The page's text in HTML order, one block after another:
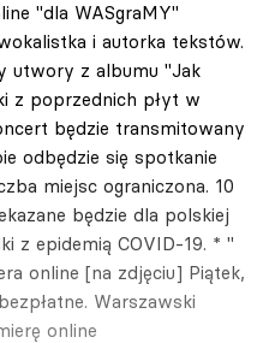
"dla WASgraMY"
i autorka tekstów.
utwory z albumu "Jak
z poprzednich płyt w
będzie transmitowany
odbędzie się spotkanie
miejsc ograniczona. 10
będzie dla polskiej
z epidemią COVID-19. * "
online [na zdjęciu] Piątek,
Warszawski
online